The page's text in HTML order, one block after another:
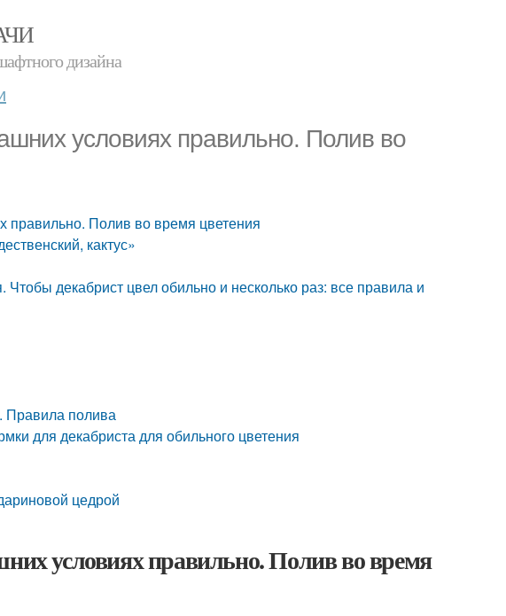
дизайна
условиях правильно. Полив во
правильно. Полив во время цветения
кактус»
декабрист цвел обильно и несколько раз: все правила и
Правила полива
для декабриста для обильного цветения
цедрой
условиях правильно. Полив во время